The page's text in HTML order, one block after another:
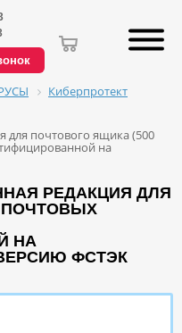
Киберпротект
для почтового ящика (500
на
РЕДАКЦИЯ ДЛЯ
ПОЧТОВЫХ
НА
ФСТЭК